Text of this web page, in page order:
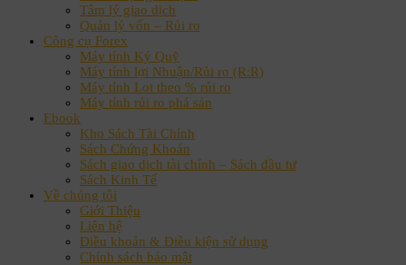
Tâm lý giao dịch
Quản lý vốn – Rủi ro
Công cụ Forex
Máy tính Ký Quỹ
Máy tính lợi Nhuận/Rủi ro (R:R)
Máy tính Lot theo % rủi ro
Máy tính rủi ro phá sản
Ebook
Kho Sách Tài Chính
Sách Chứng Khoán
Sách giao dịch tài chính – Sách đầu tư
Sách Kinh Tế
Về chúng tôi
Giới Thiệu
Liên hệ
Điều khoản & Điều kiện sử dụng
Chính sách bảo mật